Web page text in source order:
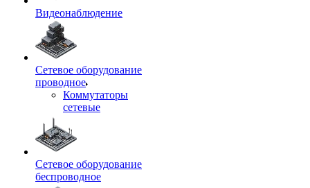
Видеонаблюдение
Сетевое оборудование
проводное
Коммутаторы
сетевые
Сетевое оборудование
беспроводное